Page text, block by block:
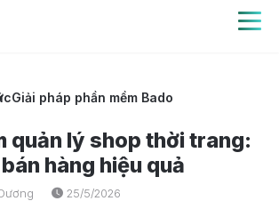
Giải pháp phần mềm Bado
quản lý shop thời trang:
hàng hiệu quả
25/5/2026